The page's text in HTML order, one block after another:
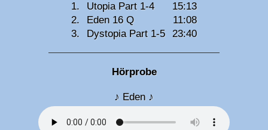
1. Utopia Part 1-4
15:13
2.
Eden 16 Q
11:08
3.
Dystopia Part 1-5 23:40
Hörprobe
♪ Eden ♪